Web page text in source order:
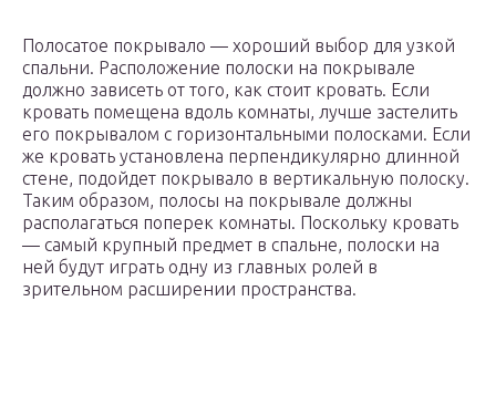
Полосатое покрывало — хороший выбор для узкой
спальни. Расположение полоски на покрывале
должно зависеть от того, как стоит кровать. Если
кровать помещена вдоль комнаты, лучше застелить
его покрывалом с горизонтальными полосками. Если
же кровать установлена перпендикулярно длинной
стене, подойдет покрывало в вертикальную полоску.
Таким образом, полосы на покрывале должны
располагаться поперек комнаты. Поскольку кровать
— самый крупный предмет в спальне, полоски на
ней будут играть одну из главных ролей в
зрительном расширении пространства.